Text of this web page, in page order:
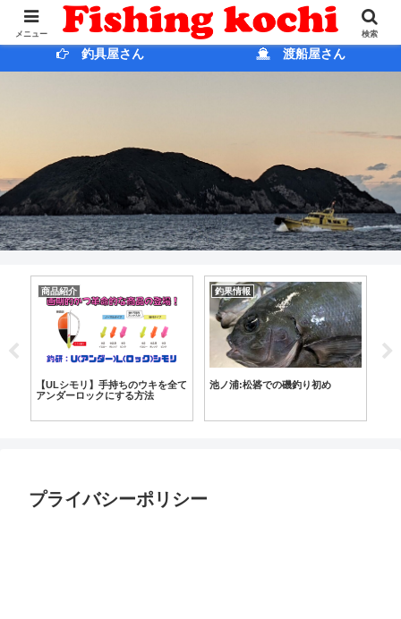
ホ ー ム ブログ
釣具屋さん 渡船屋さん
商品紹介
【ULシモリ】手持ちのウキを全て
アンダーロックにする方法
釣果情報
池ノ浦:松碆での磯釣り初め
プライバシーポリシー
メニュー 検索